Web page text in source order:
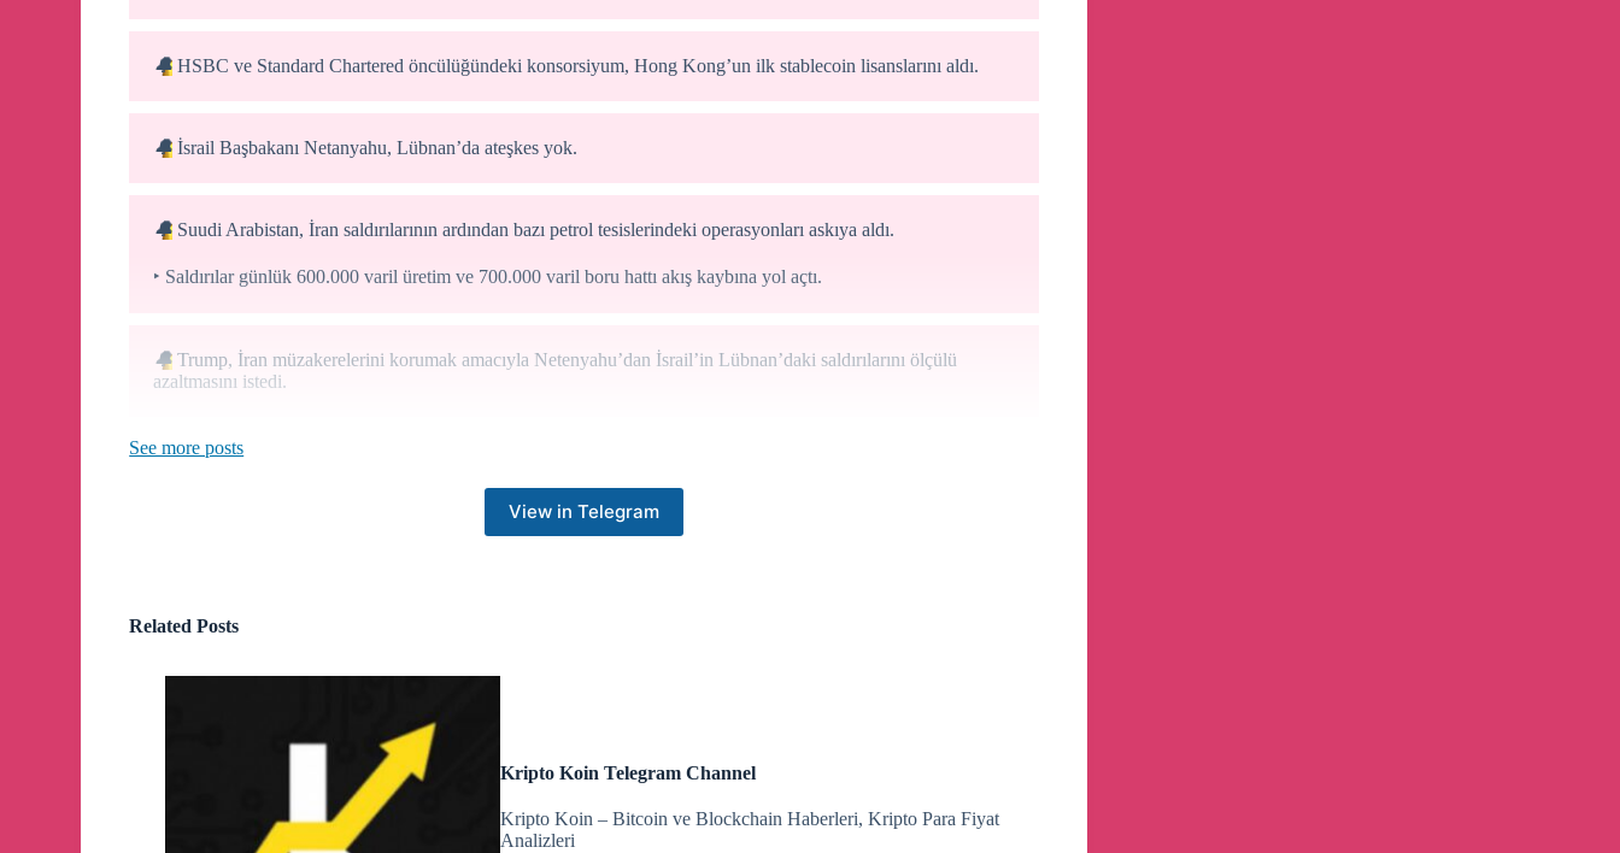
🔔 HSBC ve Standard Chartered öncülüğündeki konsorsiyum, Hong Kong’un ilk stablecoin lisanslarını aldı.
🔔 İsrail Başbakanı Netanyahu, Lübnan’da ateşkes yok.
🔔 Suudi Arabistan, İran saldırılarının ardından bazı petrol tesislerindeki operasyonları askıya aldı.
‣ Saldırılar günlük 600.000 varil üretim ve 700.000 varil boru hattı akış kaybına yol açtı.
🔔 Trump, İran müzakerelerini korumak amacıyla Netenyahu’dan İsrail’in Lübnan’daki saldırılarını ölçülü
azaltmasını istedi.
🔔Stablecoin hacimleri 2035’e kadar 1,5 katrilyon dolara ulaşabilir.
‣ chainalysis’e göre onchain ödemeler mastercard ve visa ile rekabet etmeye başlayabilir.
çalıştıklarını açıkladı.
görülebilecek.
İsrail, ateşkesin ilk gününde Lübnan'a saldırı düzenledi.
• Çok sayıda ölü ve yaralı olduğu bildirildi.
See more posts
View in Telegram
Related Posts
Kripto Koin Telegram Channel
Kripto Koin – Bitcoin ve Blockchain Haberleri, Kripto Para Fiyat
Analizleri